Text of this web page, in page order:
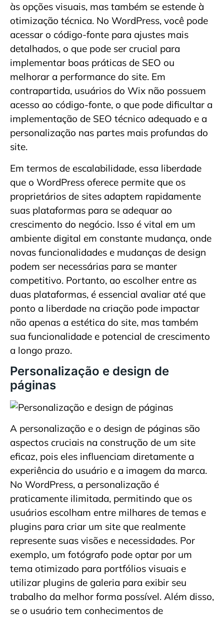
às opções visuais, mas também se estende à
otimização técnica. No WordPress, você pode
acessar o código-fonte para ajustes mais
detalhados, o que pode ser crucial para
implementar boas práticas de SEO ou
melhorar a performance do site. Em
contrapartida, usuários do Wix não possuem
acesso ao código-fonte, o que pode dificultar a
implementação de SEO técnico adequado e a
personalização nas partes mais profundas do
site.
Em termos de escalabilidade, essa liberdade
que o WordPress oferece permite que os
proprietários de sites adaptem rapidamente
suas plataformas para se adequar ao
crescimento do negócio. Isso é vital em um
ambiente digital em constante mudança, onde
novas funcionalidades e mudanças de design
podem ser necessárias para se manter
competitivo. Portanto, ao escolher entre as
duas plataformas, é essencial avaliar até que
ponto a liberdade na criação pode impactar
não apenas a estética do site, mas também
sua funcionalidade e potencial de crescimento
a longo prazo.
Personalização e design de
páginas
A personalização e o design de páginas são
aspectos cruciais na construção de um site
eficaz, pois eles influenciam diretamente a
experiência do usuário e a imagem da marca.
No WordPress, a personalização é
praticamente ilimitada, permitindo que os
usuários escolham entre milhares de temas e
plugins para criar um site que realmente
represente suas visões e necessidades. Por
exemplo, um fotógrafo pode optar por um
tema otimizado para portfólios visuais e
utilizar plugins de galeria para exibir seu
trabalho da melhor forma possível. Além disso,
se o usuário tem conhecimentos de